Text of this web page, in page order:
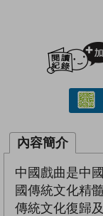
內容簡介
中國戲曲是中
國傳統文化精
傳統文化復歸